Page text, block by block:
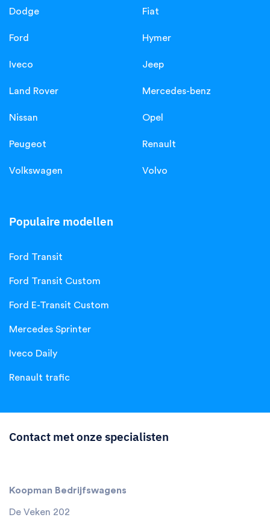
Dodge Fiat
Ford Hymer
Iveco Jeep
Land Rover Mercedes-benz
Nissan Opel
Peugeot Renault
Volkswagen Volvo
Populaire modellen
Ford Transit
Ford Transit Custom
Ford E-Transit Custom
Mercedes Sprinter
Iveco Daily
Renault trafic
Contact met onze specialisten
Koopman Bedrijfswagens
De Veken 202